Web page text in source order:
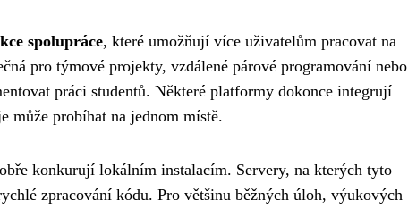
spolupráce, které umožňují více uživatelům pracovat na
pro týmové projekty, vzdálené párové programování nebo
práci studentů. Některé platformy dokonce integrují
může probíhat na jednom místě.
konkurují lokálním instalacím. Servery, na kterých tyto
zpracování kódu. Pro většinu běžných úloh, výukových